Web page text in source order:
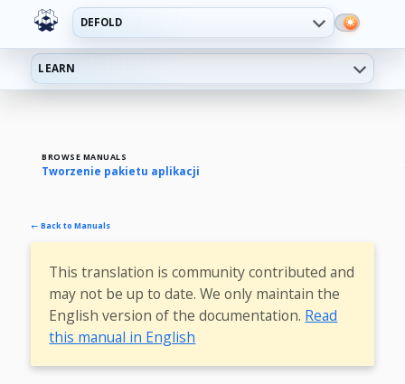
DEFOLD
LEARN
BROWSE MANUALS
Tworzenie pakietu aplikacji
← Back to Manuals
This translation is community contributed and
may not be up to date. We only maintain the
English version of the documentation. Read
this manual in English